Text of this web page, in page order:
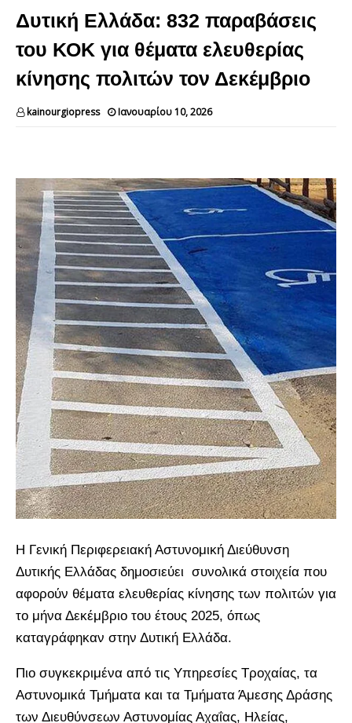
Δυτική Ελλάδα: 832 παραβάσεις
του ΚΟΚ για θέματα ελευθερίας
κίνησης πολιτών τον Δεκέμβριο
kainourgiopress Ιανουαρίου 10, 2026
Η Γενική Περιφερειακή Αστυνομική Διεύθυνση
Δυτικής Ελλάδας δημοσιεύει συνολικά στοιχεία που
αφορούν θέματα ελευθερίας κίνησης των πολιτών για
το μήνα Δεκέμβριο του έτους 2025, όπως
καταγράφηκαν στην Δυτική Ελλάδα.
Πιο συγκεκριμένα από τις Υπηρεσίες Τροχαίας, τα
Αστυνομικά Τμήματα και τα Τμήματα Άμεσης Δράσης
των Διευθύνσεων Αστυνομίας Αχαΐας, Ηλείας,